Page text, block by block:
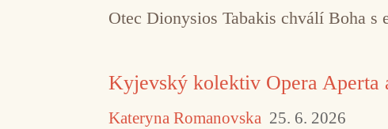
Otec Dionysios Tabakis chválí Boha
Kyjevský kolektiv Opera Aperta
Kateryna Romanovska 25. 6. 2026